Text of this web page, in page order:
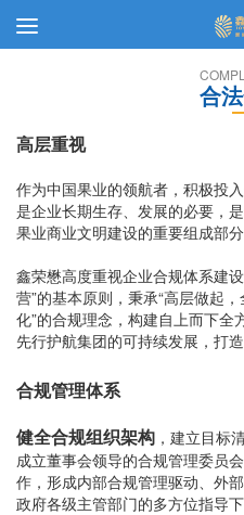
合
高层重视
作为中国果业的领航者，积极投
是企业长期生存、发展的必要，
果业商业文明建设的重要组成部分
鑫荣懋高度重视企业合规体系建
营”的基本原则，秉承“高层做起
化”的合规理念，构建自上而下
先行护航集团的可持续发展，打造
合规管理体系
健全合规组织架构 ，建立目标
成立董事会领导的合规管理委员
作，形成内部合规管理驱动、外
政府各级主管部门的多方位指导下